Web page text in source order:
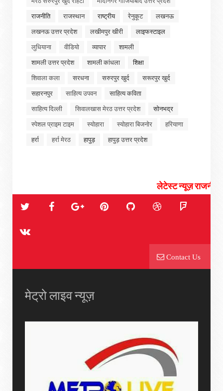
राजनीति
राजस्थान राष्ट्रीय रेनुकूट
लखनऊ
लखनऊ उत्तर प्रदेश
लखीमपुर खीरी
लाइफस्टाइल
लुधियाना
वीडियो व्यापार
शामली
शामली उत्तर प्रदेश
शामली कांधला
शिक्षा
शिवाला कला
सरधना सरुरपुर खुर्द
सरूरपुर खुर्द
सहारनपुर
साहित्य उपवन
साहित्य कविता
साहित्य दिल्ली
सिवालखास मेरठ उत्तर प्रदेश
सोनभद्र
स्पेशल प्राइम टाइम
स्योहारा स्योहारा बिजनोर
हरियाणा
हर्रा
हर्रा मेरठ हापुड़ हापुड़ उत्तर प्रदेश
लेटेस्ट न्यूज़ राजनीती, चुनाव,
Contact Us
मेट्रो लाइव न्यूज़